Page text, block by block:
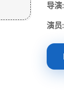
导演:
演员: